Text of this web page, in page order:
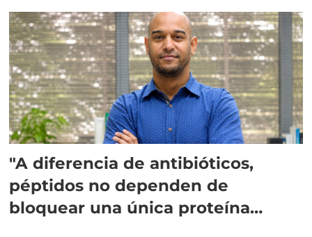
"A diferencia de antibióticos,
péptidos no dependen de
bloquear una única proteína